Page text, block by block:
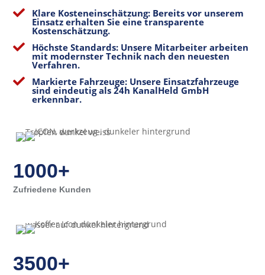
 Klare Kosteneinschätzung: Bereits vor unserem
Einsatz erhalten Sie eine transparente
Kostenschätzung.
 Höchste Standards: Unsere Mitarbeiter arbeiten
mit modernster Technik nach den neuesten
Verfahren.
 Markierte Fahrzeuge: Unsere Einsatzfahrzeuge
sind eindeutig als 24h KanalHeld GmbH
erkennbar.
1000+
Zufriedene Kunden
3500+